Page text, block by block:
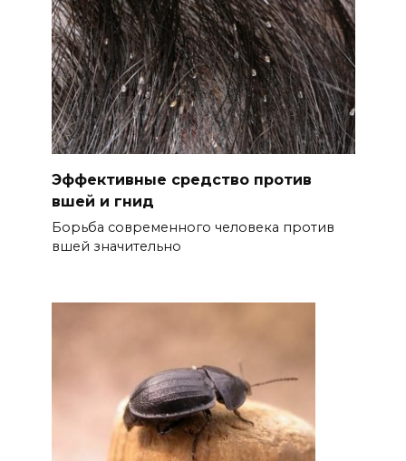
Эффективные средство против
вшей и гнид
Борьба современного человека против
вшей значительно